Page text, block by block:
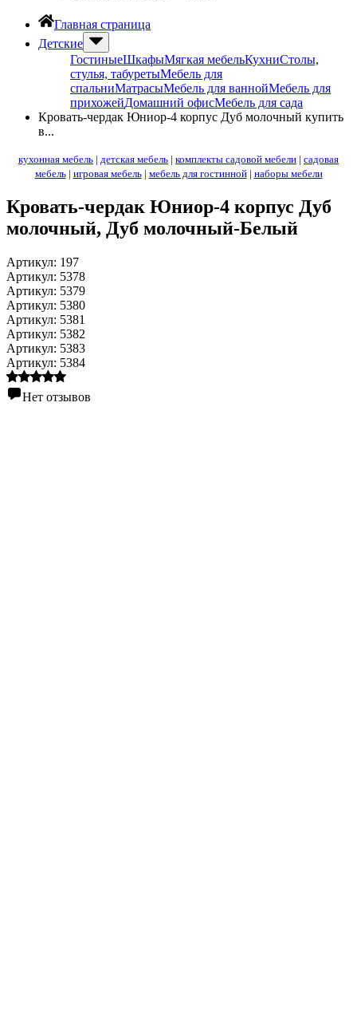
Главная страница
Детские
ГостиныеШкафыМягкая мебельКухниСтолы,
стулья, табуретыМебель для
спальниМатрасыМебель для ваннойМебель для
прихожейДомашний офисМебель для сада
Кровать-чердак Юниор-4 корпус Дуб молочный купить
в...
кухонная мебель | детская мебель | комплекты садовой мебели | садовая
мебель| игровая мебель| мебель для гостинной| наборы мебели
Кровать-чердак Юниор-4 корпус Дуб
молочный, Дуб молочный-Белый
Артикул: 197
Артикул: 5378
Артикул: 5379
Артикул: 5380
Артикул: 5381
Артикул: 5382
Артикул: 5383
Артикул: 5384
Нет отзывов